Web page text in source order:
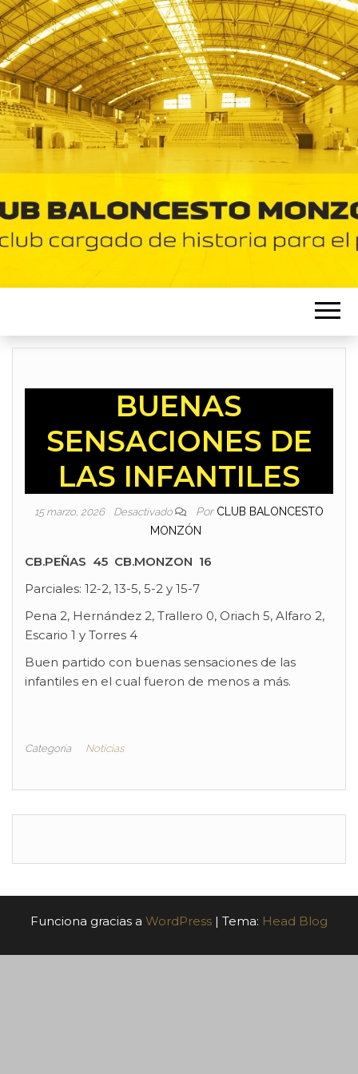
BUENAS
SENSACIONES DE
LAS INFANTILES
15 marzo, 2026 Desactivado Por CLUB BALONCESTO
MONZÓN
CB.PEÑAS 45 CB.MONZON 16
Parciales: 12-2, 13-5, 5-2 y 15-7
Pena 2, Hernández 2, Trallero 0, Oriach 5, Alfaro 2,
Escario 1 y Torres 4
Buen partido con buenas sensaciones de las
infantiles en el cual fueron de menos a más.
Categoría Noticias
Funciona gracias a WordPress | Tema: Head Blog